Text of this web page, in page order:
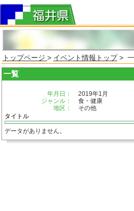
トップページ > イベント情報トップ>
一覧
年月日：
2019年1月
ジャンル：
食・健康
地区：
その他
タイトル
データがありません。